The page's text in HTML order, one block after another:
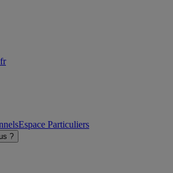
Espace Particuliers
?